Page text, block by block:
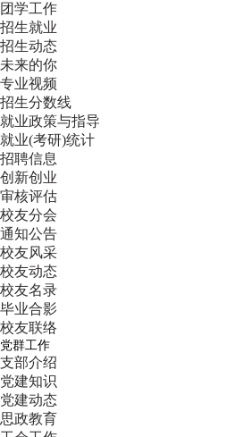
团学工作
招生就业
招生动态
未来的你
专业视频
招生分数线
就业政策与指导
就业(考研)统计
招聘信息
创新创业
审核评估
校友分会
通知公告
校友风采
校友动态
校友名录
毕业合影
校友联络
党群工作
支部介绍
党建知识
党建动态
思政教育